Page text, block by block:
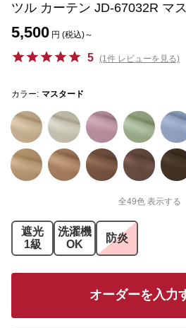
ツル カーテン JD-67032R マ
5,500 円 (税込)～
5 (1件 レビューを見る)
カラー: マスタード
全49色 表示する
遮光
1級
洗濯機
OK
防炎
オーダーを入力